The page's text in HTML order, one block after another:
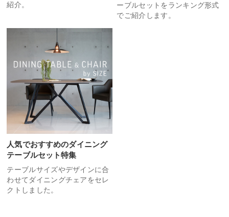
紹介。
ーブルセットをランキング形式
でご紹介します。
人気でおすすめのダイニング
テーブルセット特集
テーブルサイズやデザインに合
わせてダイニングチェアをセレ
クトしました。